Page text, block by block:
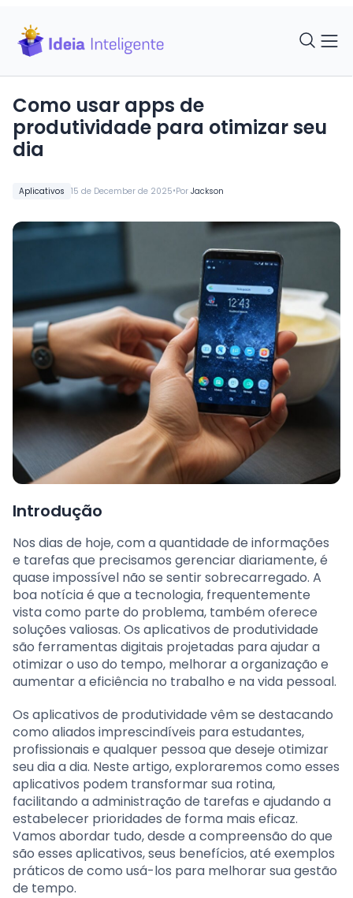
Aplicativos 15 de December de 2025•Por Jackson
Como usar apps de
produtividade para otimizar seu
dia
Introdução
Nos dias de hoje, com a quantidade de informações
e tarefas que precisamos gerenciar diariamente, é
quase impossível não se sentir sobrecarregado. A
boa notícia é que a tecnologia, frequentemente
vista como parte do problema, também oferece
soluções valiosas. Os aplicativos de produtividade
são ferramentas digitais projetadas para ajudar a
otimizar o uso do tempo, melhorar a organização e
aumentar a eficiência no trabalho e na vida pessoal.
Os aplicativos de produtividade vêm se destacando
como aliados imprescindíveis para estudantes,
profissionais e qualquer pessoa que deseje otimizar
seu dia a dia. Neste artigo, exploraremos como esses
aplicativos podem transformar sua rotina,
facilitando a administração de tarefas e ajudando a
estabelecer prioridades de forma mais eficaz.
Vamos abordar tudo, desde a compreensão do que
são esses aplicativos, seus benefícios, até exemplos
práticos de como usá-los para melhorar sua gestão
de tempo.